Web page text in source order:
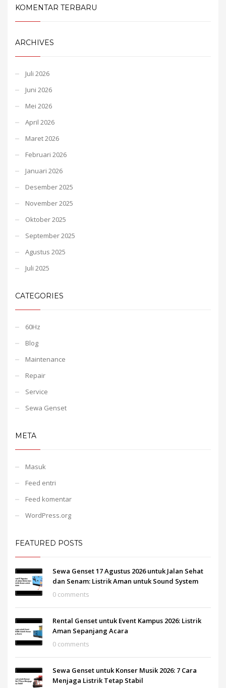
KOMENTAR TERBARU
ARCHIVES
Juli 2026
Juni 2026
Mei 2026
April 2026
Maret 2026
Februari 2026
Januari 2026
Desember 2025
November 2025
Oktober 2025
September 2025
Agustus 2025
Juli 2025
CATEGORIES
60Hz
Blog
Maintenance
Repair
Service
Sewa Genset
META
Masuk
Feed entri
Feed komentar
WordPress.org
FEATURED POSTS
Sewa Genset 17 Agustus 2026 untuk Jalan Sehat
dan Senam: Listrik Aman untuk Sound System
0 comments
Rental Genset untuk Event Kampus 2026: Listrik
Aman Sepanjang Acara
0 comments
Sewa Genset untuk Konser Musik 2026: 7 Cara
Menjaga Listrik Tetap Stabil